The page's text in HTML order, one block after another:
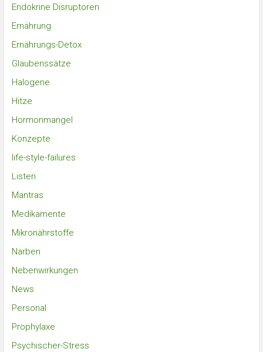
Endokrine Disruptoren
Ernährung
Ernährungs-Detox
Glaubenssätze
Halogene
Hitze
Hormonmangel
Konzepte
life-style-failures
Listen
Mantras
Medikamente
Mikronährstoffe
Narben
Nebenwirkungen
News
Personal
Prophylaxe
Psychischer-Stress